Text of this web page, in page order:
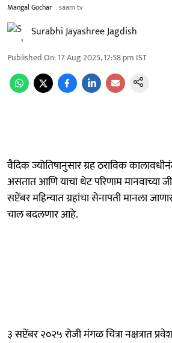
Mangal Gochar saam tv
Surabhi Jayashree Jagdish
Published On:17 Aug 2025, 12:58 pm IST
वैदिक ज्योतिषानुसार ग्रह ठराविक
असतात आणि याचा थेट परिणाम मानवाच्या
सप्टेंबर महिन्यात ग्रहांचा सेनापती मानला
चाल बदलणार आहे.
३ सप्टेंबर २०२५ रोजी मंगळ चित्रा नक्षत्रात